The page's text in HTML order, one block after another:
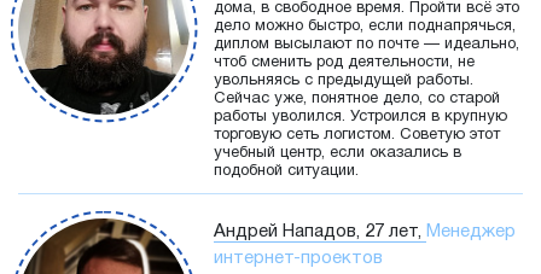
дома, в свободное время. Пройти всё это
дело можно быстро, если поднапрячься,
диплом высылают по почте — идеально,
чтоб сменить род деятельности, не
увольняясь с предыдущей работы.
Сейчас уже, понятное дело, со старой
работы уволился. Устроился в крупную
торговую сеть логистом. Советую этот
учебный центр, если оказались в
подобной ситуации.
Андрей Нападов, 27 лет, Менеджер
интернет-проектов